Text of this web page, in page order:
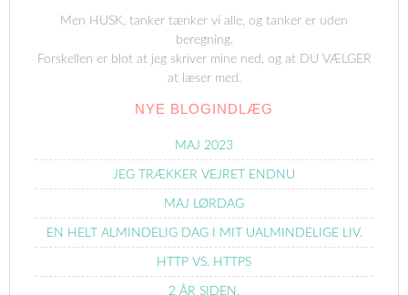
Men HUSK, tanker tænker vi alle, og tanker er uden
beregning.
Forskellen er blot at jeg skriver mine ned, og at DU VÆLGER
at læser med.
NYE BLOGINDLÆG
MAJ 2023
JEG TRÆKKER VEJRET ENDNU
MAJ LØRDAG
EN HELT ALMINDELIG DAG I MIT UALMINDELIGE LIV.
HTTP VS. HTTPS
2 ÅR SIDEN.